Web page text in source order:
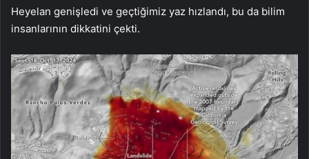
Heyelan genişledi ve geçtiğimiz yaz hızlandı, bu da bilim
insanlarının dikkatini çekti.